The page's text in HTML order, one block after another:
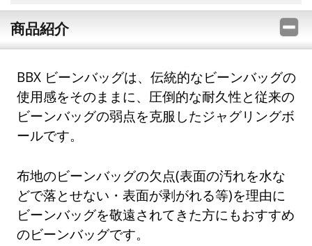
商品紹介
BBX ビーンバッグは、伝統的なビーンバッグの
使用感をそのままに、圧倒的な耐久性と従来の
ビーンバッグの弱点を克服したジャグリングボ
ールです。
布地のビーンバッグの欠点(表面の汚れを水な
どで落とせない・表面が剥がれる等)を理由に
ビーンバッグを敬遠されてきた方にもおすすめ
のビーンバッグです。